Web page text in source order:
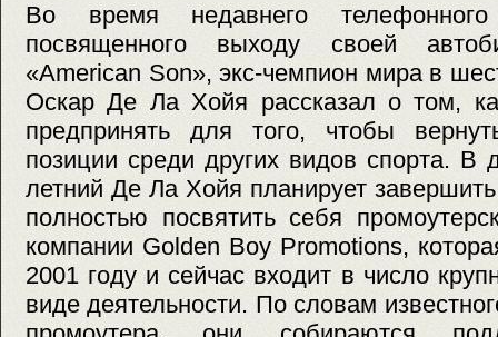
Во время недавнего
посвященного выходу своей
«American Son», экс-чемпион мира в
Оскар Де Ла Хойя рассказал о том,
предпринять для того, чтобы
позиции среди других видов спорта. В
летний Де Ла Хойя планирует
полностью посвятить себя
компании Golden Boy Promotions,
2001 году и сейчас входит в число
виде деятельности. По словам